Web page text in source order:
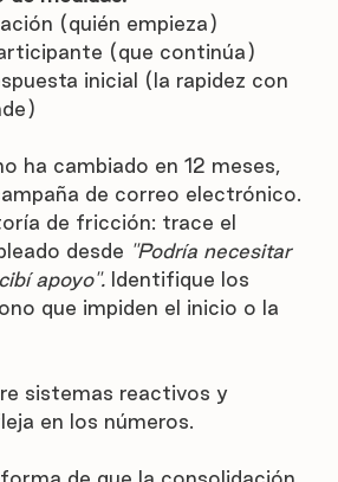
(quién empieza)
(que continúa)
inicial (la rapidez con
ha cambiado en 12 meses,
de correo electrónico.
de fricción: trace el
desde "Podría necesitar
apoyo". Identifique los
que impiden el inicio o la
sistemas reactivos y
en los números.
de que la consolidación